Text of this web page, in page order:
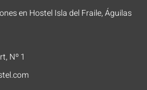
en Hostel Isla del Fraile, Águilas
Nº 1